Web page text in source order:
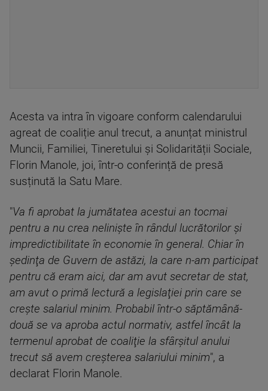
Acesta va intra în vigoare conform calendarului
agreat de coaliție anul trecut, a anunțat ministrul
Muncii, Familiei, Tineretului și Solidarității Sociale,
Florin Manole, joi, într-o conferință de presă
susținută la Satu Mare.
"Va fi aprobat la jumătatea acestui an tocmai
pentru a nu crea nelinişte în rândul lucrătorilor şi
impredictibilitate în economie în general. Chiar în
şedinţa de Guvern de astăzi, la care n-am participat
pentru că eram aici, dar am avut secretar de stat,
am avut o primă lectură a legislaţiei prin care se
creşte salariul minim. Probabil într-o săptămână-
două se va aproba actul normativ, astfel încât la
termenul aprobat de coaliţie la sfârşitul anului
trecut să avem creşterea salariului minim", a
declarat Florin Manole.